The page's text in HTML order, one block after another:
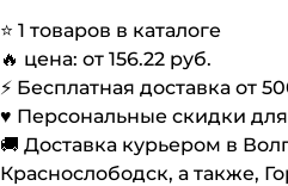
⭐️ 1 товаров в каталоге
🔥 цена: от 156.22 руб.
⚡️ Бесплатная доставка от
♥️ Персональные скидки
🚚 Доставка курьером в
Краснослободск, а также,